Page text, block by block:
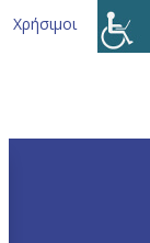
Χρήσιμοι